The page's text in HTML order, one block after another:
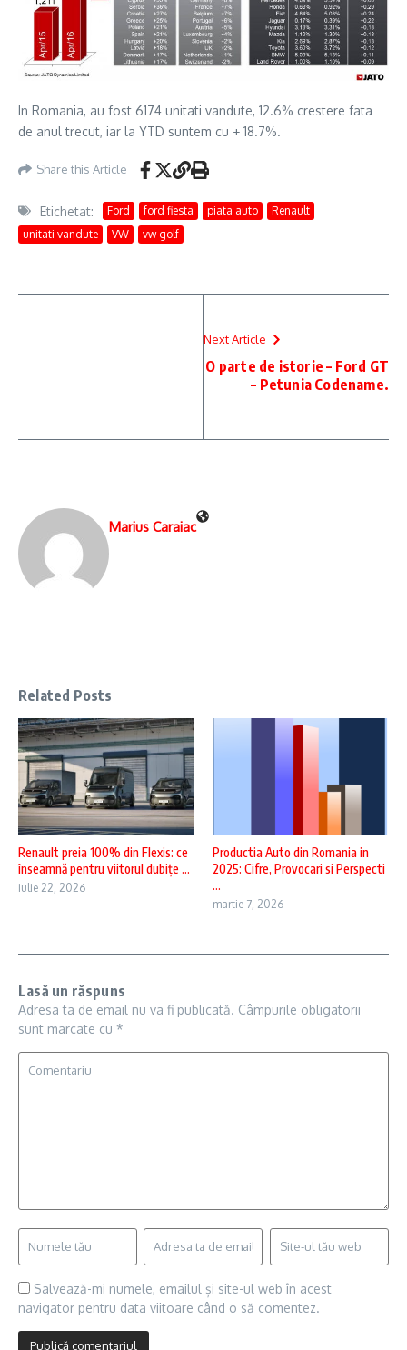
In Romania, au fost 6174 unitati vandute, 12.6% crestere fata
de anul trecut, iar la YTD suntem cu + 18.7%.
Share this Article
Etichetat: Ford ford fiesta piata auto
Renault
unitati vandute
VW vw golf
Next Article
O parte de istorie – Ford GT
– Petunia Codename.
Marius Caraiac
Related Posts
Renault preia 100% din Flexis: ce
înseamnă pentru viitorul dubițe ...
iulie 22, 2026
Productia Auto din Romania in
2025: Cifre, Provocari si Perspecti
...
martie 7, 2026
Lasă un răspuns
Adresa ta de email nu va fi publicată. Câmpurile obligatorii
sunt marcate cu *
Salvează-mi numele, emailul și site-ul web în acest
navigator pentru data viitoare când o să comentez.